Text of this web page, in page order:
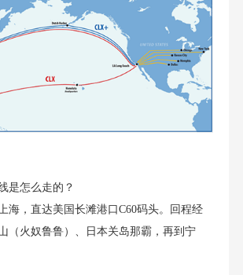
是怎么走的？
海，直达美国长滩港口C60码头。回程经
（火奴鲁鲁）、日本关岛那霸，再到宁